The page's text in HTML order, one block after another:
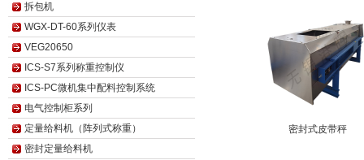
拆包机
WGX-DT-60系列仪表
VEG20650
ICS-S7系列称重控制仪
ICS-PC微机集中配料控制系统
电气控制柜系列
定量给料机（阵列式称重）
密封定量给料机
密封式皮带秤